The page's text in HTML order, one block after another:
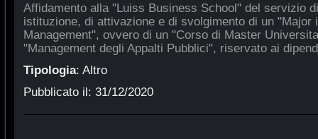
Affidamento alla "Luiss Business School" del servizio
istituzione, di attivazione e di svolgimento di un "Major
Management", ovvero di un "Corso di Master
"Management degli Appalti Pubblici", riservato ai
Tipologia: Altro
Pubblicato il: 31/12/2020